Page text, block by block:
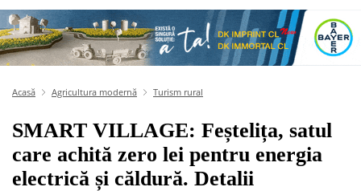
Acasă Agricultura modernă Turism rural
SMART VILLAGE: Feștelița, satul
care achită zero lei pentru energia
electrică și căldură. Detalii